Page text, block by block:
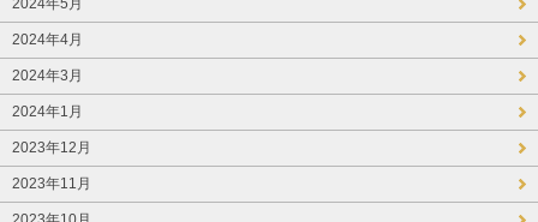
2024年5月
2024年4月
2024年3月
2024年1月
2023年12月
2023年11月